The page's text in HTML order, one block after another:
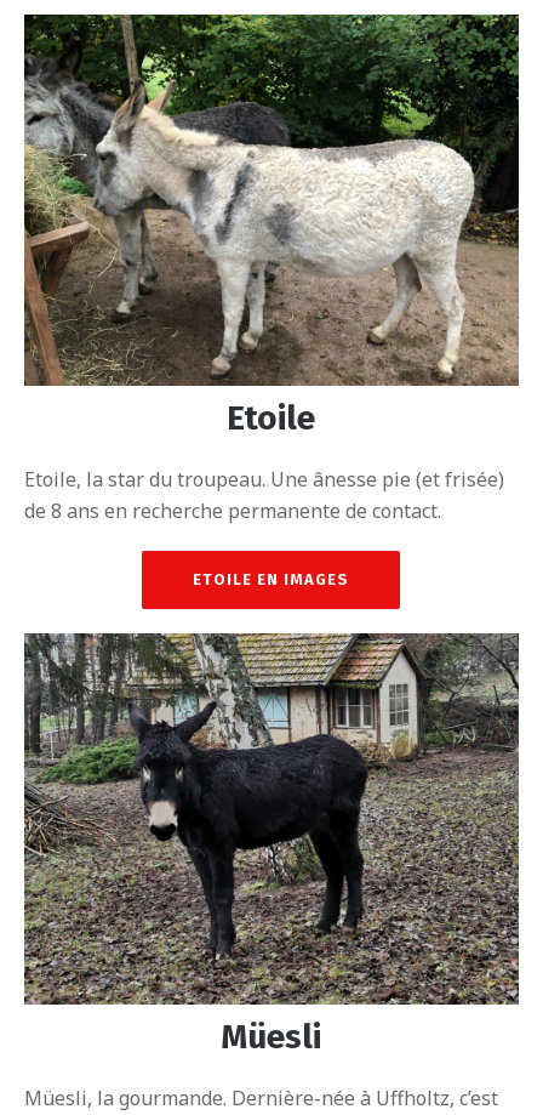
Etoile
Etoile, la star du troupeau. Une ânesse pie (et frisée)
de 8 ans en recherche permanente de contact.
ETOILE EN IMAGES
Müesli
Müesli, la gourmande. Dernière-née à Uffholtz, c’est